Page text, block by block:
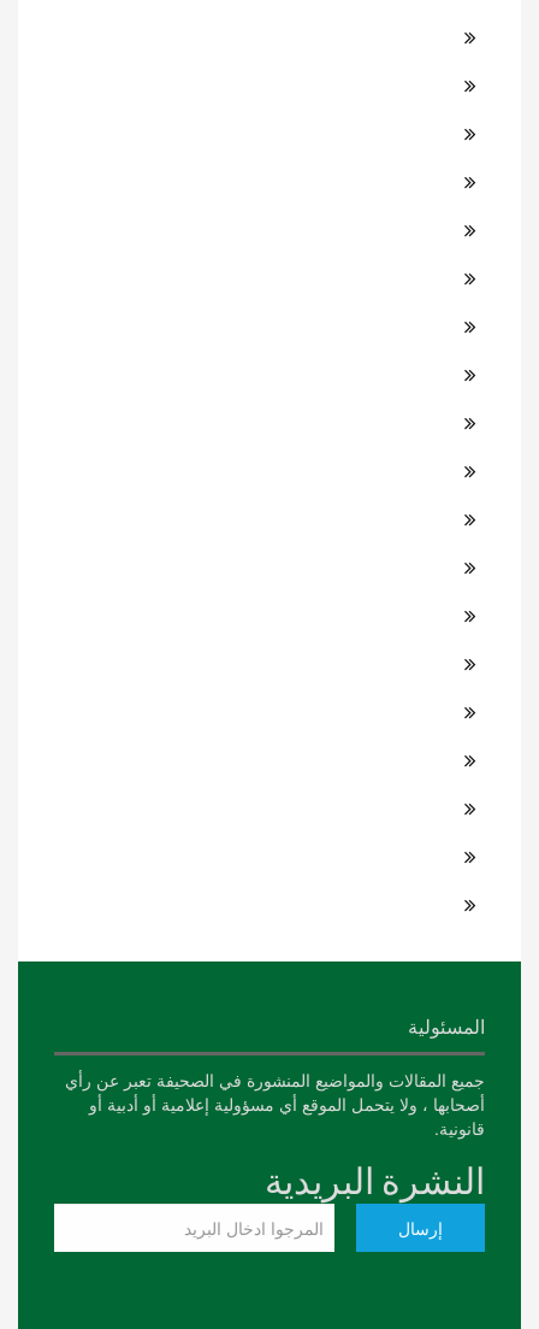
المسئولية
جميع المقالات والمواضيع المنشورة في الصحيفة تعبر عن رأي
أصحابها ، ولا يتحمل الموقع أي مسؤولية إعلامية أو أدبية أو
قانونية.
النشرة البريدية